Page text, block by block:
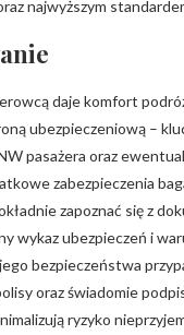
najwyższym
daje komfort
ubezpieczeniową –
pasażera oraz
zabezpieczenia
zapoznać się z
wykaz ubezpieczeń i
bezpieczeństwa
oraz świadomie
ryzyko